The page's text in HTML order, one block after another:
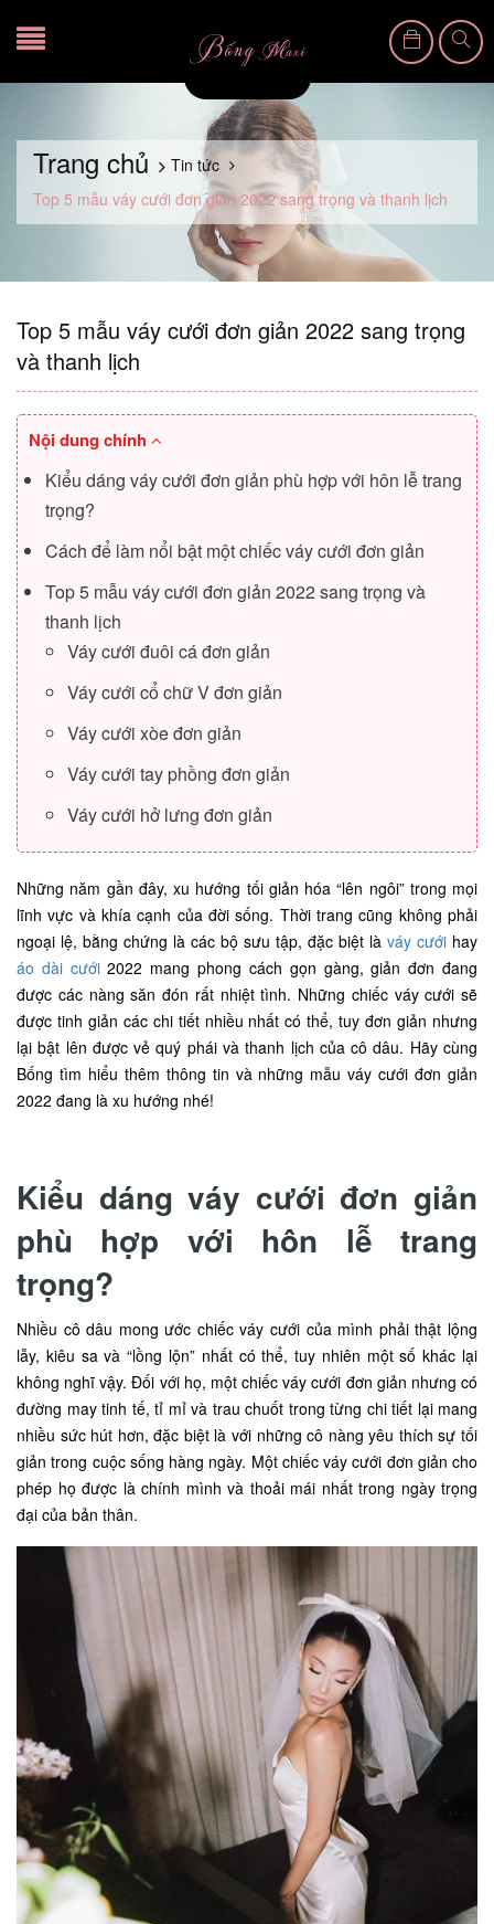
Trang chủ
Tin tức
Top 5 mẫu váy cưới đơn giản 2022 sang trọng và thanh lịch
Top 5 mẫu váy cưới đơn giản 2022 sang trọng
và thanh lịch
Nội dung chính
Kiểu dáng váy cưới đơn giản phù hợp với hôn lễ trang
trọng?
Cách để làm nổi bật một chiếc váy cưới đơn giản
Top 5 mẫu váy cưới đơn giản 2022 sang trọng và
thanh lịch
Váy cưới đuôi cá đơn giản
Váy cưới cổ chữ V đơn giản
Váy cưới xòe đơn giản
Váy cưới tay phồng đơn giản
Váy cưới hở lưng đơn giản
Những năm gần đây, xu hướng tối giản hóa “lên ngôi” trong mọi
lĩnh vực và khía cạnh của đời sống. Thời trang cũng không phải
ngoại lệ, bằng chứng là các bộ sưu tập, đặc biệt là váy cưới hay
áo dài cưới2022 mang phong cách gọn gàng, giản đơn đang
được các nàng săn đón rất nhiệt tình. Những chiếc váy cưới sẽ
được tinh giản các chi tiết nhiều nhất có thể, tuy đơn giản nhưng
lại bật lên được vẻ quý phái và thanh lịch của cô dâu. Hãy cùng
Bống tìm hiểu thêm thông tin và những mẫu váy cưới đơn giản
2022 đang là xu hướng nhé!
Kiểu dáng váy cưới đơn giản
phù hợp với hôn lễ trang
trọng?
Nhiều cô dâu mong ước chiếc váy cưới của mình phải thật lộng
lẫy, kiêu sa và “lồng lộn” nhất có thể, tuy nhiên một số khác lại
không nghĩ vậy. Đối với họ, một chiếc váy cưới đơn giản nhưng có
đường may tinh tế, tỉ mỉ và trau chuốt trong từng chi tiết lại mang
nhiều sức hút hơn, đặc biệt là với những cô nàng yêu thích sự tối
giản trong cuộc sống hàng ngày. Một chiếc váy cưới đơn giản cho
phép họ được là chính mình và thoải mái nhất trong ngày trọng
đại của bản thân.